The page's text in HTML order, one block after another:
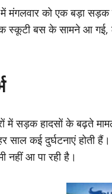
मंगलवार को एक बड़ा
बस के सामने आ गई,
में सड़क हादसों के बढ़ते
साल कई दुर्घटनाएं
आ पा रही है।